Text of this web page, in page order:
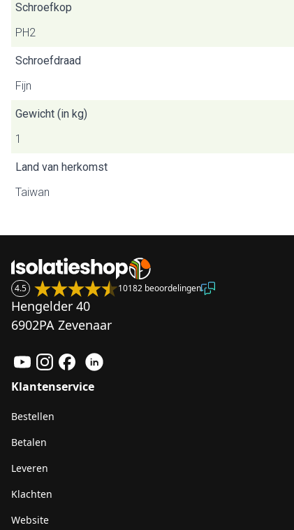
Schroefkop
PH2
Schroefdraad
Fijn
Gewicht (in kg)
1
Land van herkomst
Taiwan
4.5 10182 beoordelingen
Hengelder 40
6902PA Zevenaar
Klantenservice
Bestellen
Betalen
Leveren
Klachten
Website